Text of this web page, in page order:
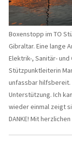
Boxenstopp im TO
Gibraltar. Eine lange
Elektrik-, Sanitär-
Stützpunktleiterin
unfassbar hilfsbereit.
Unterstützung. Ich
wieder einmal zeigt
DANKE! Mit